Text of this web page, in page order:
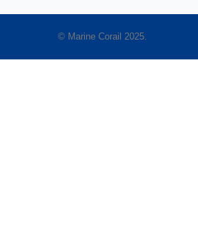
© Marine Corail 2025.